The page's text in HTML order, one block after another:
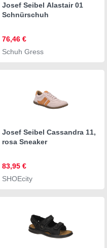
Josef Seibel Alastair 01
Schnürschuh
76,46 €
Schuh Gress
Josef Seibel Cassandra 11,
rosa Sneaker
83,95 €
SHOEcity